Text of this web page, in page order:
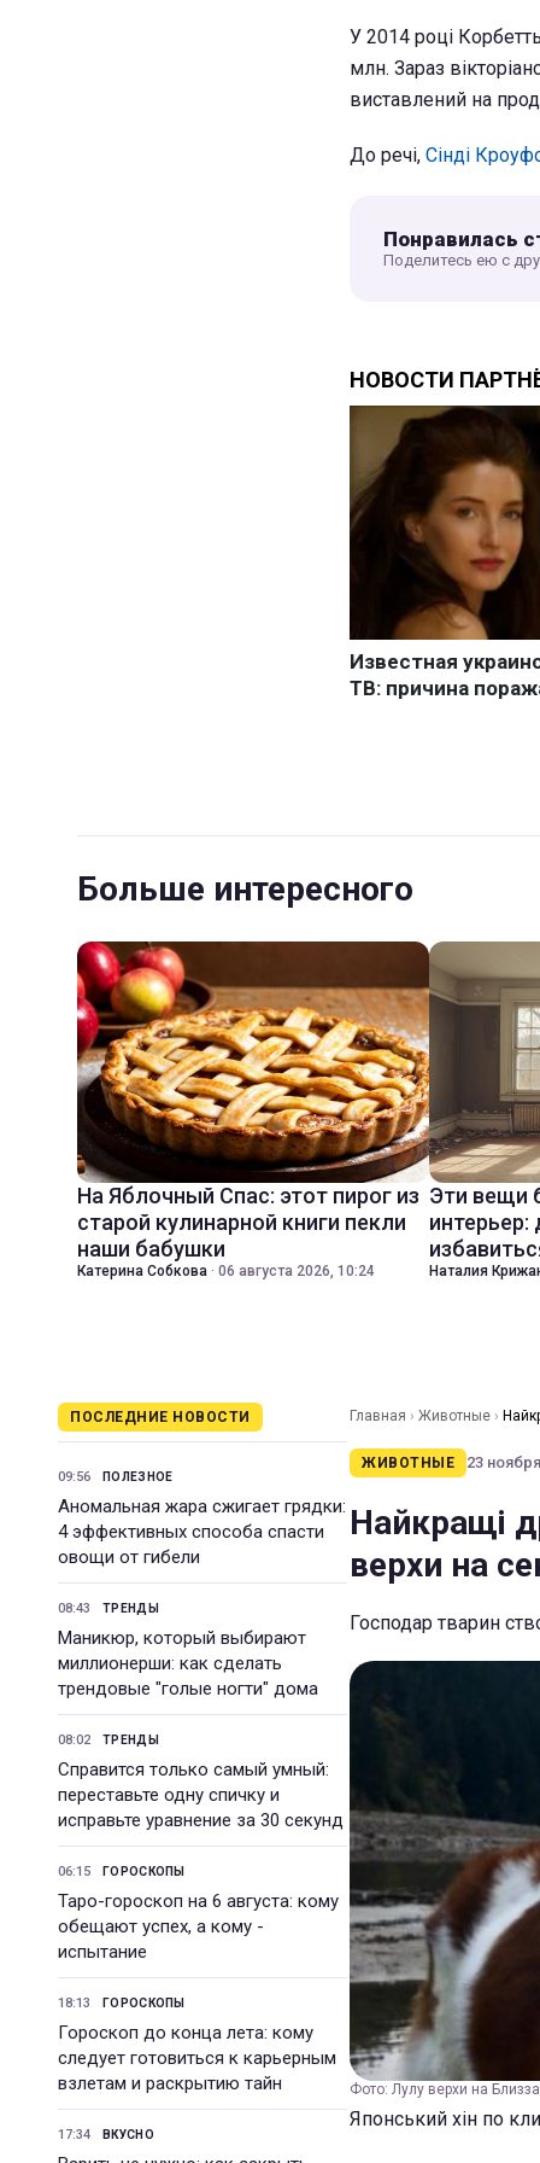
У 2014 році
млн. Зараз
виставлений на
До речі, Сінді
Понравилась
Поделитесь ею с
Больше интересного
На Яблочный Спас: этот пирог из
старой кулинарной книги пекли
наши бабушки
Катерина Собкова · 06 августа 2026, 10:24
Эти вещи
Наталия
ПОСЛЕДНИЕ НОВОСТИ
09:56 ПОЛЕЗНОЕ
Аномальная жара сжигает грядки:
4 эффективных способа спасти
овощи от гибели
08:43 ТРЕНДЫ
Маникюр, который выбирают
миллионерши: как сделать
трендовые "голые ногти" дома
08:02 ТРЕНДЫ
Справится только самый умный:
переставьте одну спичку и
исправьте уравнение за 30 секунд
06:15 ГОРОСКОПЫ
Таро-гороскоп на 6 августа: кому
обещают успех, а кому -
испытание
18:13 ГОРОСКОПЫ
Гороскоп до конца лета: кому
следует готовиться к карьерным
взлетам и раскрытию тайн
17:34 ВКУСНО
Главная › Животные ›
ЖИВОТНЫЕ 23
Найкращі
верхи на
Господар тварин
Фото: Лулу верхи на
Японський хін по